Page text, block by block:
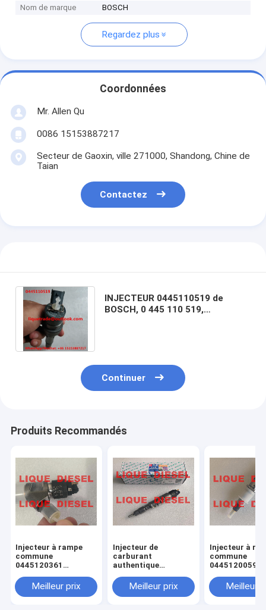
Nom de marque
BOSCH
Regardez plus
Coordonnées
Mr. Allen Qu
0086 15153887217
Secteur de Gaoxin, ville 271000, Shandong, Chine de
Taian
Contactez
INJECTEUR 0445110519 de
BOSCH, 0 445 110 519,
Continuer
Produits Recommandés
Injecteur à rampe
commune
0445120361
120 361 5801479314
Meilleur prix
Injecteur de
carburant
authentique
0445120290 0 445
120 290 L4700-
Meilleur prix
Injecteur à
commune
0445120059
120 059 0 445
231 pour
Meilleur